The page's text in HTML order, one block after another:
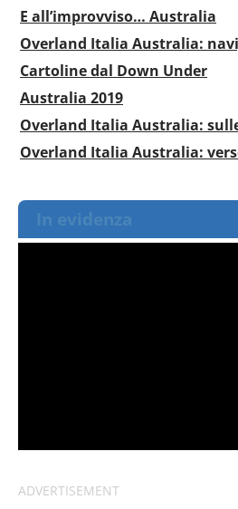
E all’improvviso… Australia
Overland Italia Australia:
Cartoline dal Down Under
Australia 2019
Overland Italia Australia:
Overland Italia Australia:
In evidenza